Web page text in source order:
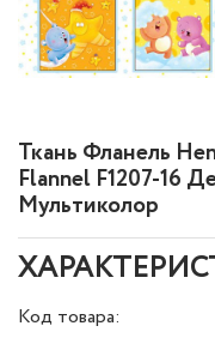
Ткань Фланель
Flannel F1207-16
Мультиколор
Код товара: